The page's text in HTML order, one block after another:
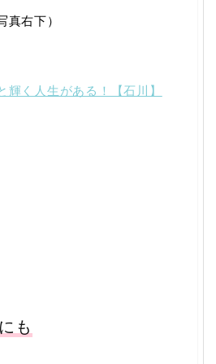
真右下）
輝く人生がある！【石川】
も